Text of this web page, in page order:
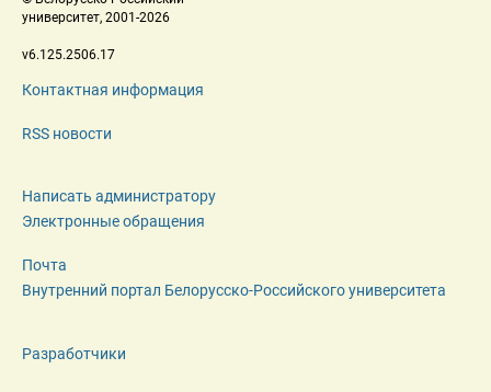
университет, 2001-2026
v6.125.2506.17
Контактная информация
RSS новости
Написать администратору
Электронные обращения
Почта
Внутренний портал Белорусско-Российского университета
Разработчики